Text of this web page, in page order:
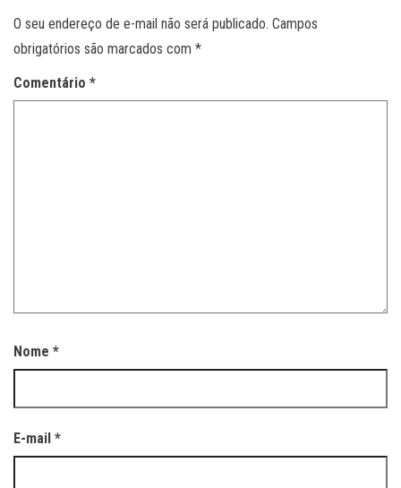
O seu endereço de e-mail não será publicado. Campos
obrigatórios são marcados com *
Comentário *
Nome *
E-mail *